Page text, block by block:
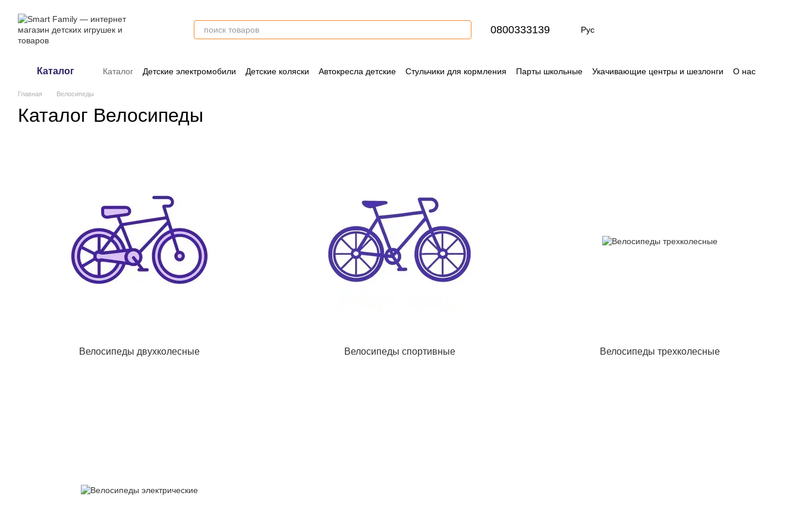
0800333139 Рус
Каталог Каталог Детские электромобили Детские коляски Автокресла детские Стульчики для кормления Парты школьные Укачивающие центры и шезлонги
О нас
Главная Велосипеды
Каталог Велосипеды
Велосипеды двухколесные Велосипеды спортивные Велосипеды трехколесные